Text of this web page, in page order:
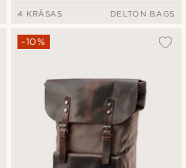
4 KRĀSAS DELTON BAGS
-10%